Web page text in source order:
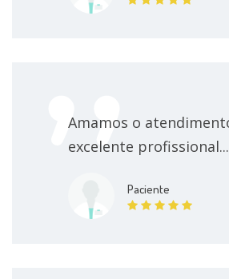
Amamos o
excelente profissional...
Paciente